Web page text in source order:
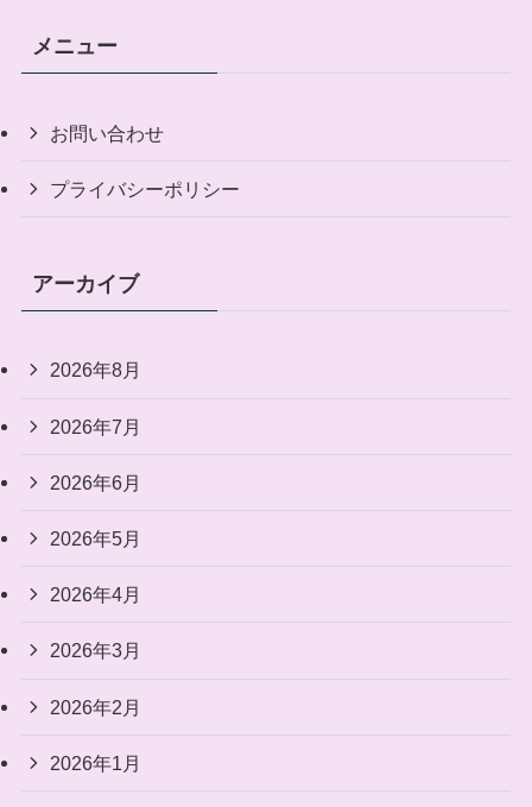
メニュー
お問い合わせ
プライバシーポリシー
アーカイブ
2026年8月
2026年7月
2026年6月
2026年5月
2026年4月
2026年3月
2026年2月
2026年1月